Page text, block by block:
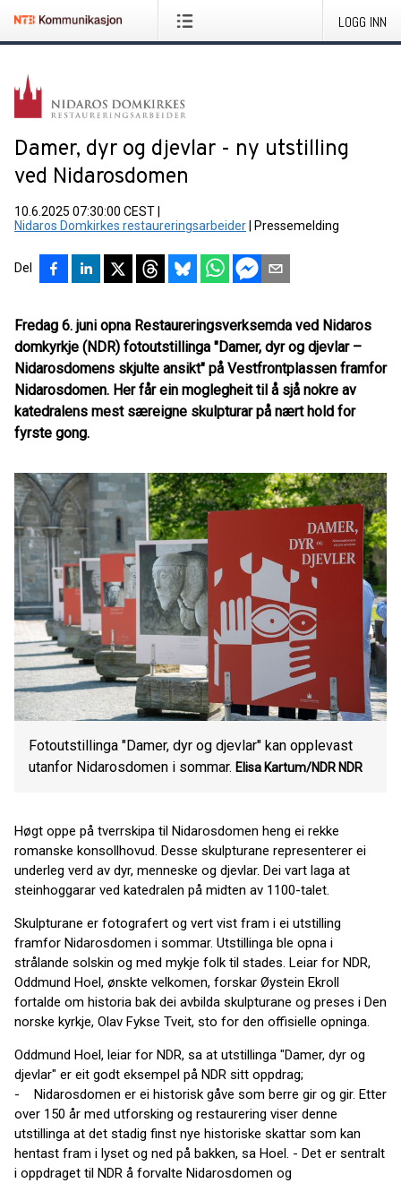
LOGG INN
Damer, dyr og djevlar - ny utstilling
ved Nidarosdomen
10.6.2025 07:30:00 CEST
Nidaros Domkirkes restaureringsarbeider
Pressemelding
Del
Fredag 6. juni opna Restaureringsverksemda ved Nidaros
domkyrkje (NDR) fotoutstillinga "Damer, dyr og djevlar –
Nidarosdomens skjulte ansikt" på Vestfrontplassen framfor
Nidarosdomen. Her får ein moglegheit til å sjå nokre av
katedralens mest særeigne skulpturar på nært hold for
fyrste gong.
Fotoutstillinga "Damer, dyr og djevlar" kan opplevast
utanfor Nidarosdomen i sommar. Elisa Kartum/NDR NDR
Høgt oppe på tverrskipa til Nidarosdomen heng ei rekke
romanske konsollhovud. Desse skulpturane representerer ei
underleg verd av dyr, menneske og djevlar. Dei vart laga at
steinhoggarar ved katedralen på midten av 1100-talet.
Skulpturane er fotografert og vert vist fram i ei utstilling
framfor Nidarosdomen i sommar. Utstillinga ble opna i
strålande solskin og med mykje folk til stades. Leiar for NDR,
Oddmund Hoel, ønskte velkomen, forskar Øystein Ekroll
fortalde om historia bak dei avbilda skulpturane og preses i Den
norske kyrkje, Olav Fykse Tveit, sto for den offisielle opninga.
Oddmund Hoel, leiar for NDR, sa at utstillinga "Damer, dyr og
djevlar" er eit godt eksempel på NDR sitt oppdrag;
- Nidarosdomen er ei historisk gåve som berre gir og gir. Etter
over 150 år med utforsking og restaurering viser denne
utstillinga at det stadig finst nye historiske skattar som kan
hentast fram i lyset og ned på bakken, sa Hoel. - Det er sentralt
i oppdraget til NDR å forvalte Nidarosdomen og